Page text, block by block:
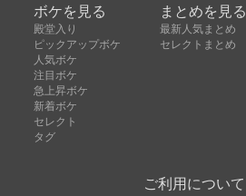
ボケを見る
殿堂入り
ピックアップボケ
人気ボケ
注目ボケ
急上昇ボケ
新着ボケ
セレクト
タグ
まとめを見る
最新人気まとめ
セレクトまとめ
ご利用について